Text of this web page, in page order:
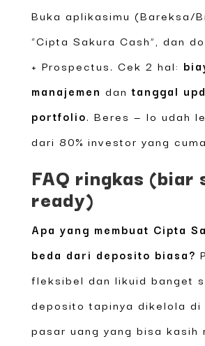
Buka aplikasimu (Bareksa/
“Cipta Sakura Cash”, dan
+ Prospectus. Cek 2 hal:
manajemen dantanggal
portfolio. Beres — lo udah
dari 80% investor yang
FAQ ringkas (biar
ready)
Apa yang membuat Cipta
beda dari deposito biasa?
fleksibel dan likuid banget
deposito tapinya dikelola di
pasar uang yang bisa kasih